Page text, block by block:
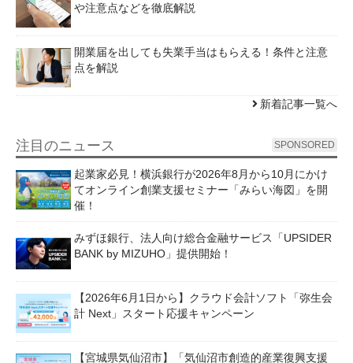
や注意点などを徹底解説
開業届を出しても失業手当はもらえる！条件と注意
点を解説
新着記事一覧へ
注目のニュース SPONSORED
起業家必見！横浜銀行が2026年8月から10月にかけ
てオンライン創業支援セミナー「みらい海図」を開
催！
みずほ銀行、法人向け総合金融サービス「UPSIDER
BANK by MIZUHO」提供開始！
【2026年6月1日から】クラウド会計ソフト「弥生会
計 Next」スタート応援キャンペーン
【宮城県気仙沼市】「気仙沼市創造的産業復興支援